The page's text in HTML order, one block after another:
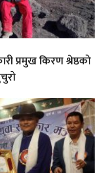
प्रमुख किरण श्रेष्ठको